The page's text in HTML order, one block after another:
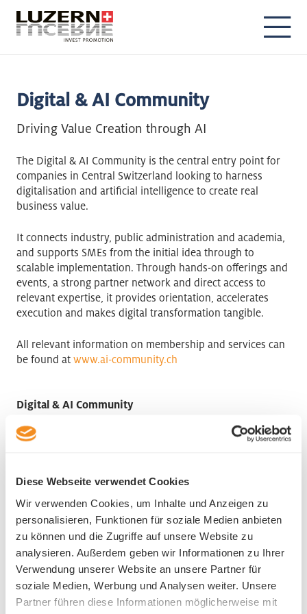
Diese Webseite verwendet Cookies
Wir verwenden Cookies, um Inhalte und Anzeigen zu
personalisieren, Funktionen für soziale Medien anbieten
zu können und die Zugriffe auf unsere Website zu
analysieren. Außerdem geben wir Informationen zu Ihrer
Verwendung unserer Website an unsere Partner für
soziale Medien, Werbung und Analysen weiter. Unsere
Partner führen diese Informationen möglicherweise mit
Digital & AI Community
Driving Value Creation through AI
The Digital & AI Community is the central entry point for
companies in Central Switzerland looking to harness
digitalisation and artificial intelligence to create real
business value.
It connects industry, public administration and academia,
and supports SMEs from the initial idea through to
scalable implementation. Through hands-on offerings and
events, a strong partner network and direct access to
relevant expertise, it provides orientation, accelerates
execution and makes digital transformation tangible.
All relevant information on membership and services can
be found atwww.ai-community.ch
Digital & AI Community
6003 Luzern
Industry
ICT